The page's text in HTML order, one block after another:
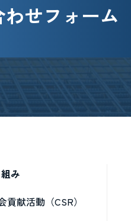
せフォーム
み
貢献活動（CSR）